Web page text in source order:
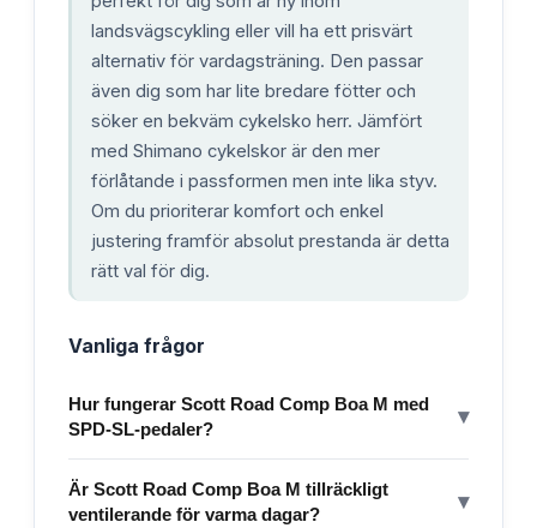
landsvägscykling eller vill ha ett prisvärt
alternativ för vardagsträning. Den passar
även dig som har lite bredare fötter och
söker en bekväm cykelsko herr. Jämfört
med Shimano cykelskor är den mer
förlåtande i passformen men inte lika styv.
Om du prioriterar komfort och enkel
justering framför absolut prestanda är detta
rätt val för dig.
Vanliga frågor
Hur fungerar Scott Road Comp Boa M med
SPD-SL-pedaler?
▾
Är Scott Road Comp Boa M tillräckligt
ventilerande för varma dagar?
▾